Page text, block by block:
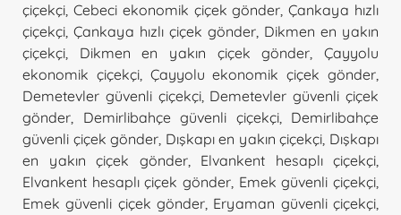
çiçekçi, Cebeci ekonomik çiçek gönder,Çankaya hızlı
çiçekçi, Çankaya hızlı çiçek gönder, Dikmen en yakın
çiçekçi, Dikmen en yakın çiçek gönder,Çayyolu
ekonomik çiçekçi, Çayyolu ekonomik çiçek gönder,
Demetevler güvenli çiçekçi, Demetevler güvenli çiçek
gönder, Demirlibahçe güvenli çiçekçi, Demirlibahçe
güvenli çiçek gönder, Dışkapı en yakın çiçekçi, Dışkapı
en yakın çiçek gönder, Elvankent hesaplı çiçekçi,
Elvankent hesaplı çiçek gönder, Emek güvenli çiçekçi,
Emek güvenli çiçek gönder, Eryaman güvenli çiçekçi,